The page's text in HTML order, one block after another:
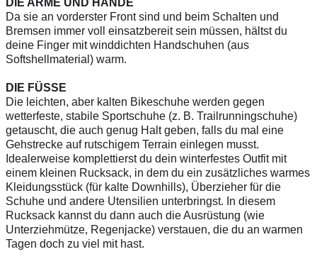
DIE ARME UND HÄNDE
Da sie an vorderster Front sind und beim Schalten und
Bremsen immer voll einsatzbereit sein müssen, hältst du
deine Finger mit winddichten Handschuhen (aus
Softshellmaterial) warm.
DIE FÜSSE
Die leichten, aber kalten Bikeschuhe werden gegen
wetterfeste, stabile Sportschuhe (z. B. Trailrunningschuhe)
getauscht, die auch genug Halt geben, falls du mal eine
Gehstrecke auf rutschigem Terrain einlegen musst.
Idealerweise komplettierst du dein winterfestes Outfit mit
einem kleinen Rucksack, in dem du ein zusätzliches warmes
Kleidungsstück (für kalte Downhills), Überzieher für die
Schuhe und andere Utensilien unterbringst. In diesem
Rucksack kannst du dann auch die Ausrüstung (wie
Unterziehmütze, Regenjacke) verstauen, die du an warmen
Tagen doch zu viel mit hast.